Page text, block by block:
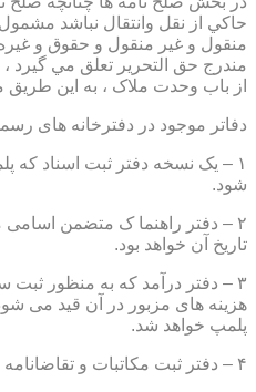
حاكي از نقل وانتقال نباشد
منقول و غير منقول و حقوق و
مندرج حق التحرير تعلق مي گيرد ،
از باب وحدت ملاک ، به این
دفاتر موجود در دفترخانه های
۱ – یک نسخه دفتر ثبت اسناد که
شود.
۲ – دفتر راهنما ک متضمن
تاریخ آن خواهد بود.
۳ – دفتر درآمد که به منظور
هزینه های مزبور در آن قید می
پلمپ خواهد شد.
۴ – دفتر ثبت مکاتبات و تقاضانامه اجرایی و خلاصه معاملات.